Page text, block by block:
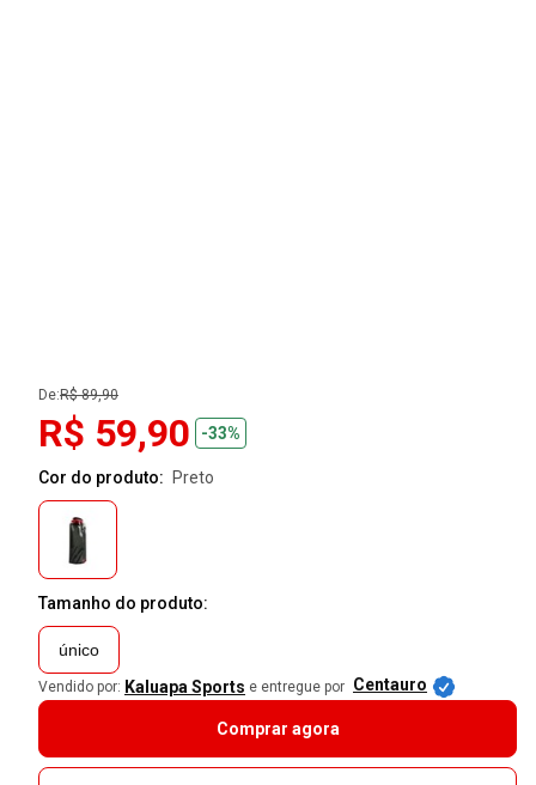
De:R$ 89,90
R$ 59,90 -33%
Cor do produto: preto
Tamanho do produto:
único
Vendido por: Kaluapa Sports e entregue por Centauro
Comprar agora